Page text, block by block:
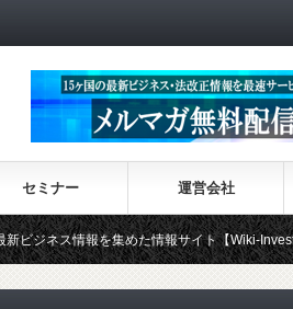
セミナー 運営会社
集めた情報サイト【Wiki-Investment】はこち